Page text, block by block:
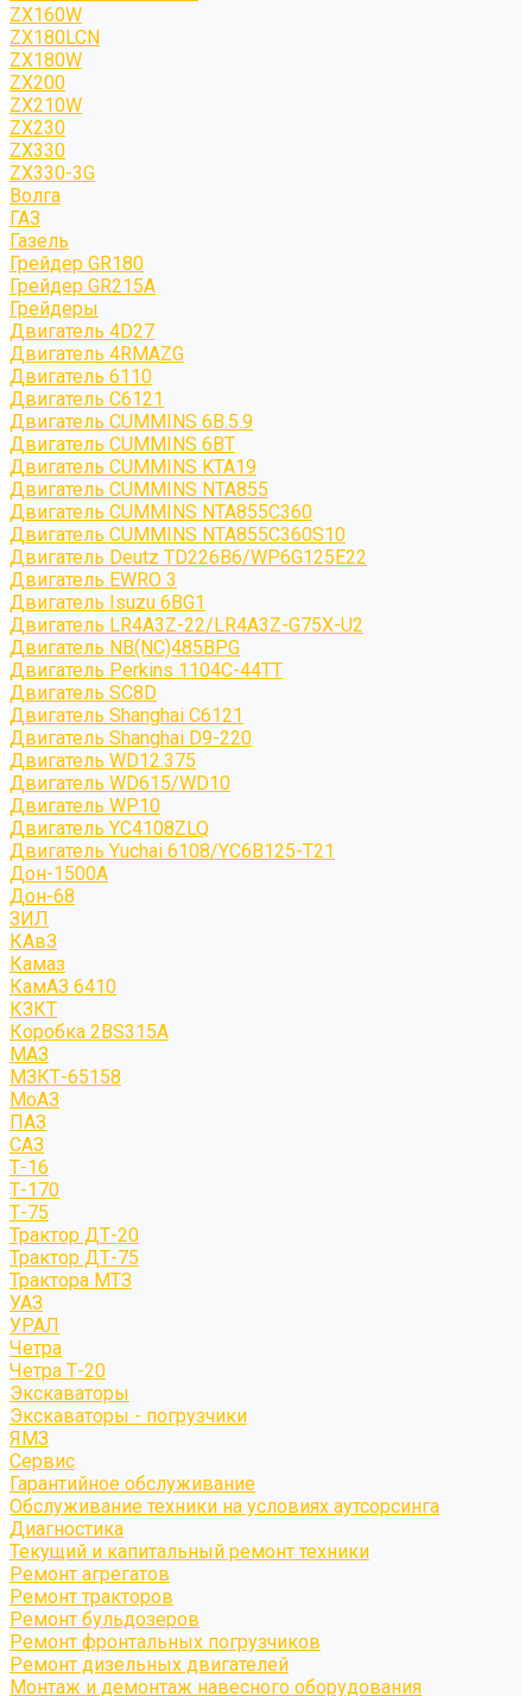
ZX160W
ZX180LCN
ZX180W
ZX200
ZX210W
ZX230
ZX330
ZX330-3G
Волга
ГАЗ
Газель
Грейдер GR180
Грейдер GR215A
Грейдеры
Двигатель 4D27
Двигатель 4RMAZG
Двигатель 6110
Двигатель C6121
Двигатель CUMMINS 6B.5.9
Двигатель CUMMINS 6BT
Двигатель CUMMINS KTA19
Двигатель CUMMINS NTA855
Двигатель CUMMINS NTA855C360
Двигатель CUMMINS NTA855C360S10
Двигатель Deutz TD226B6/WP6G125E22
Двигатель EWRO 3
Двигатель Isuzu 6BG1
Двигатель LR4A3Z-22/LR4A3Z-G75X-U2
Двигатель NB(NC)485BPG
Двигатель Perkins 1104C-44TT
Двигатель SC8D
Двигатель Shanghai C6121
Двигатель Shanghai D9-220
Двигатель WD12.375
Двигатель WD615/WD10
Двигатель WP10
Двигатель YC4108ZLQ
Двигатель Yuchai 6108/YC6B125-T21
Дон-1500А
Дон-68
ЗИЛ
КАвЗ
Камаз
КамАЗ 6410
КЗКТ
Коробка 2BS315A
МАЗ
МЗКТ-65158
МоАЗ
ПАЗ
САЗ
Т-16
Т-170
Т-75
Трактор ДТ-20
Трактор ДТ-75
Трактора МТЗ
УАЗ
УРАЛ
Четра
Четра Т-20
Экскаваторы
Экскаваторы - погрузчики
ЯМЗ
Сервис
Гарантийное обслуживание
Обслуживание техники на условиях аутсорсинга
Диагностика
Текущий и капитальный ремонт техники
Ремонт агрегатов
Ремонт тракторов
Ремонт бульдозеров
Ремонт фронтальных погрузчиков
Ремонт дизельных двигателей
Монтаж и демонтаж навесного оборудования